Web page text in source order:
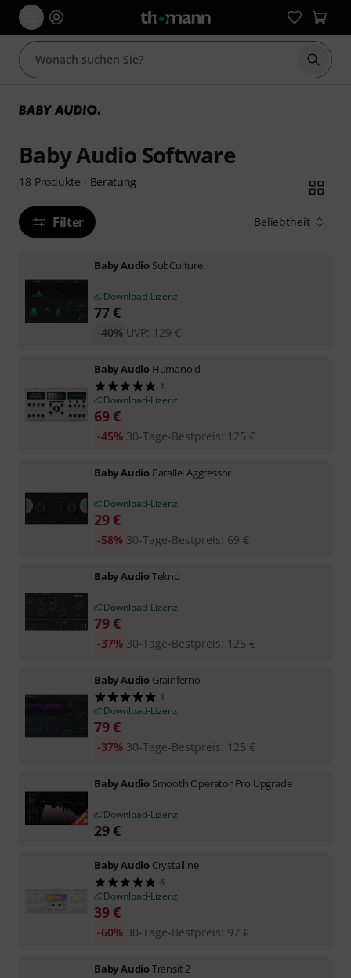
Suche
Baby Audio Software
18 Produkte · Beratung
Filter Beliebtheit
Baby Audio SubCulture
Download-Lizenz
77€
UVP: 129 €
-40%
Baby Audio Humanoid
1
Download-Lizenz
69€
30-Tage-Bestpreis: 125 €
-45%
Baby Audio Parallel Aggressor
Download-Lizenz
29€
30-Tage-Bestpreis: 69 €
-58%
Baby AudioTekno
Download-Lizenz
79€
30-Tage-Bestpreis: 125 €
-37%
Baby Audio Grainferno
1
Download-Lizenz
79€
30-Tage-Bestpreis: 125 €
-37%
Baby Audio Smooth Operator Pro Upgrade
Download-Lizenz
29€
Baby Audio Crystalline
6
Download-Lizenz
39€
30-Tage-Bestpreis: 97 €
-60%
Baby AudioTransit 2